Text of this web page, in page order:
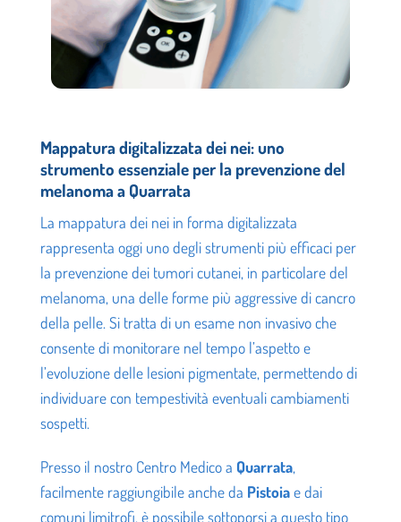
Mappatura digitalizzata dei nei: uno
strumento essenziale per la prevenzione del
melanoma a Quarrata
La mappatura dei nei in forma digitalizzata
rappresenta oggi uno degli strumenti più efficaci per
la prevenzione dei tumori cutanei, in particolare del
melanoma, una delle forme più aggressive di cancro
della pelle. Si tratta di un esame non invasivo che
consente di monitorare nel tempo l’aspetto e
l’evoluzione delle lesioni pigmentate, permettendo di
individuare con tempestività eventuali cambiamenti
sospetti.
Presso il nostro Centro Medico a Quarrata,
facilmente raggiungibile anche da Pistoiae dai
comuni limitrofi, è possibile sottoporsi a questo tipo